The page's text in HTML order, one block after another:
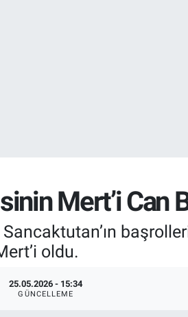
Mert’i Can
oldu.
25.05.2026 - 15:34
GÜNCELLEME